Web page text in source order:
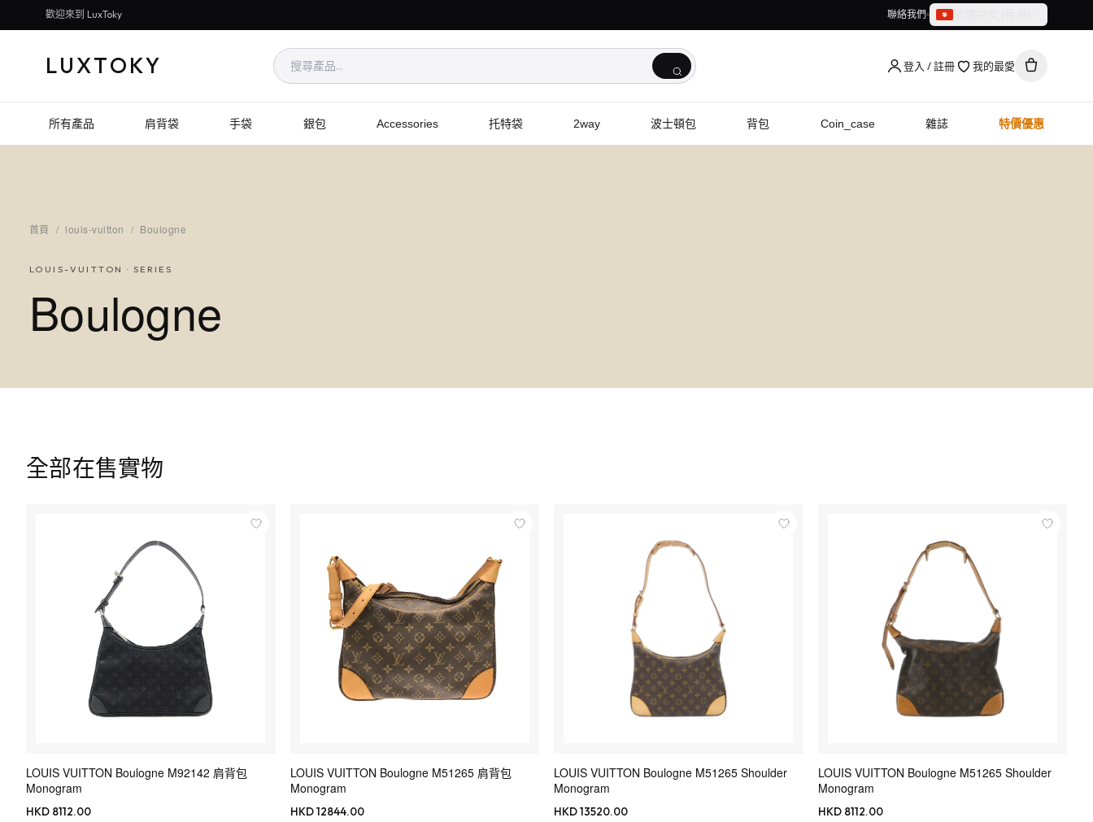
歡迎來到 LuxToky 聯絡我們
繁體中文（香港）
LUXTOKY 登入 / 註冊 我的最愛
所有產品 肩背袋 手袋 銀包 Accessories 托特袋 2way 波士頓包 背包 Coin_case 雜誌 特價優惠
首頁 / louis-vuitton / Boulogne
LOUIS-VUITTON · SERIES
Boulogne
全部在售實物
LOUIS VUITTON Boulogne M92142 肩背包
Monogram
HKD 8112.00
LOUIS VUITTON Boulogne M51265 肩背包
Monogram
HKD 12844.00
LOUIS VUITTON Boulogne M51265 Shoulder
Monogram
HKD 13520.00
LOUIS VUITTON Boulogne M51265 Shoulder
Monogram
HKD 8112.00